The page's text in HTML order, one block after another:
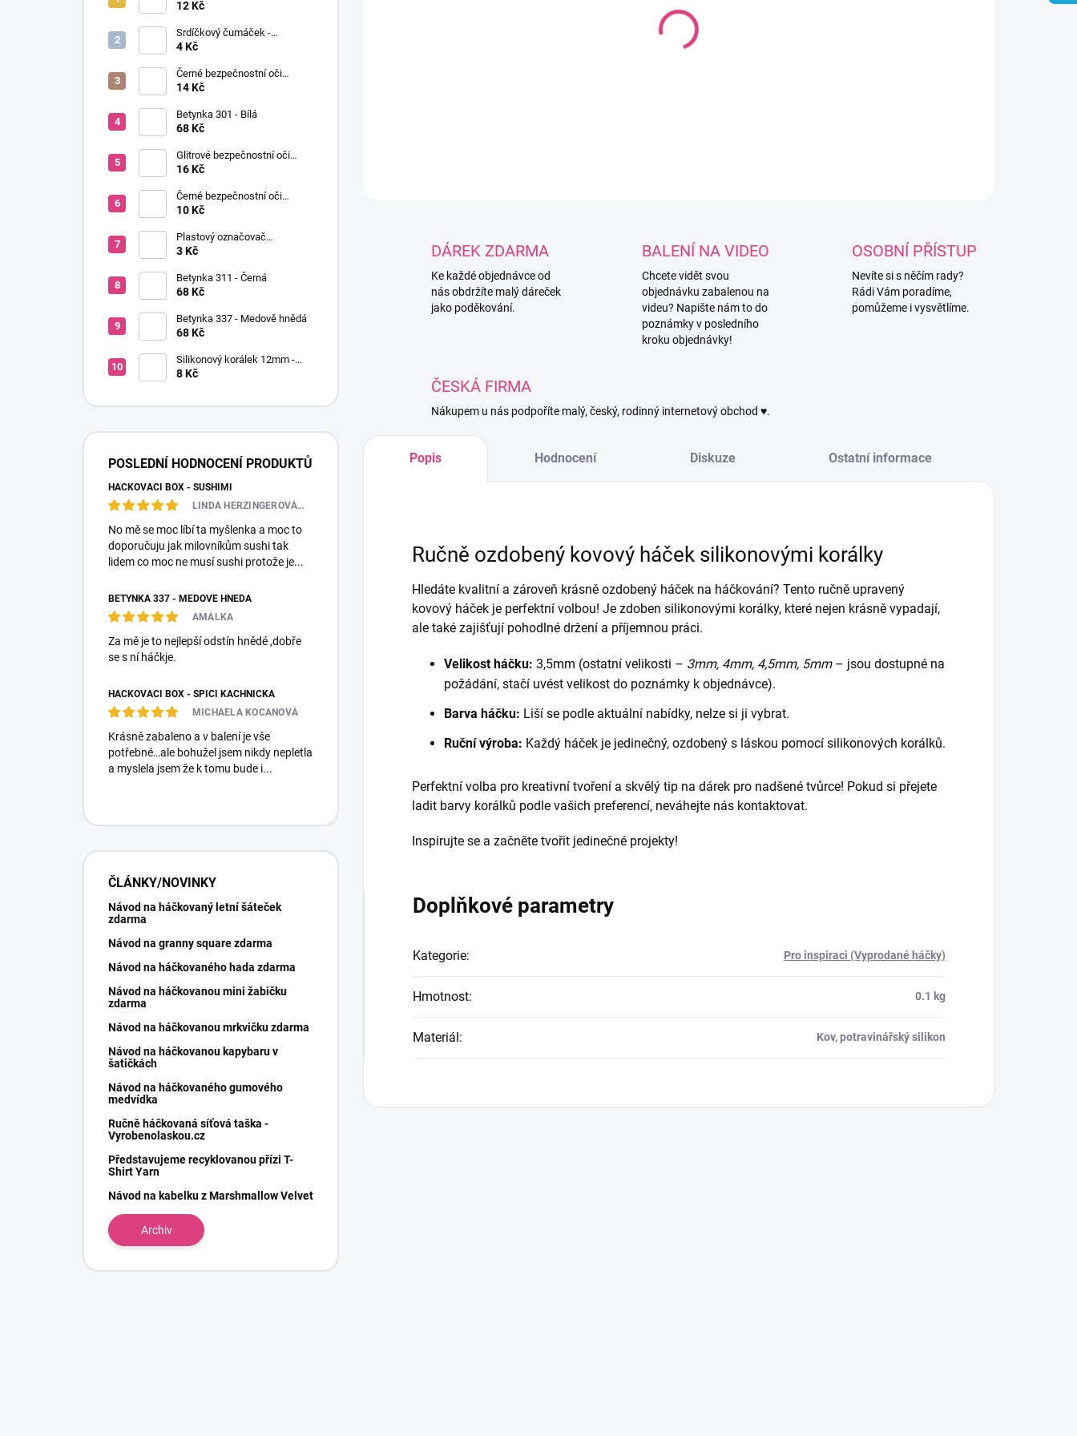
Ø12mm (pár)
12 Kč
Srdíčkový čumáček -
12x13mm
4 Kč
Černé bezpečnostní oči
Ø14mm (pár)
14 Kč
Betynka 301 - Bílá
68 Kč
Glitrové bezpečnostní oči
Ø10mm (Pár)
16 Kč
Černé bezpečnostní oči
Ø10mm (pár)
10 Kč
Plastový označovač
(markovátko)
3 Kč
Betynka 311 - Černá
68 Kč
Betynka 337 - Medově hnědá
68 Kč
Silikonový korálek 12mm -
Kulatý
8 Kč
POSLEDNÍ HODNOCENÍ PRODUKTŮ
HÁČKOVACÍ BOX - SUSHIMI
LINDA HERZINGEROVÁ❤️🎀💋
No mě se moc líbí ta myšlenka a moc to
doporučuju jak milovníkům sushi tak
lidem co moc ne musí sushi protože je...
BETYNKA 337 - MEDOVĚ HNĚDÁ
AMÁLKA
Za mě je to nejlepší odstín hnědé ,dobře
se s ní háčkje.
HÁČKOVACÍ BOX - SPÍCÍ KACHNIČKA
MICHAELA KOCANOVÁ
Krásně zabaleno a v balení je vše
potřebné…ale bohužel jsem nikdy nepletla
a myslela jsem že k tomu bude i...
ČLÁNKY/NOVINKY
Návod na háčkovaný letní šáteček
zdarma
Návod na granny square zdarma
Návod na háčkovaného hada zdarma
Návod na háčkovanou mini žabičku
zdarma
Návod na háčkovanou mrkvičku zdarma
Návod na háčkovanou kapybaru v
šatičkách
Návod na háčkovaného gumového
medvídka
Ručně háčkovaná síťová taška -
Vyrobenolaskou.cz
Představujeme recyklovanou přízi T-
Shirt Yarn
Návod na kabelku z Marshmallow Velvet
Archiv
MOŽNOSTI DORUČENÍ
DÁREK ZDARMA
Ke každé objednávce od
nás obdržíte malý dáreček
jako poděkování.
BALENÍ NA VIDEO
Chcete vidět svou
objednávku zabalenou na
videu? Napište nám to do
poznámky v posledního
kroku objednávky!
OSOBNÍ PŘÍSTUP
Nevíte si s něčím rady?
Rádi Vám poradíme,
pomůžeme i vysvětlíme.
ČESKÁ FIRMA
Nákupem u nás podpoříte malý, český, rodinný internetový obchod ♥.
Popis Hodnocení Diskuze Ostatní informace
Ručně ozdobený kovový háček silikonovými korálky
Hledáte kvalitní a zároveň krásně ozdobený háček na háčkování? Tento ručně upravený
kovový háček je perfektní volbou! Je zdoben silikonovými korálky, které nejen krásně vypadají,
ale také zajišťují pohodlné držení a příjemnou práci.
Velikost háčku: 3,5mm (ostatní velikosti – 3mm, 4mm, 4,5mm, 5mm– jsou dostupné na
požádání, stačí uvést velikost do poznámky k objednávce).
Barva háčku: Liší se podle aktuální nabídky, nelze si ji vybrat.
Ruční výroba: Každý háček je jedinečný, ozdobený s láskou pomocí silikonových korálků.
Perfektní volba pro kreativní tvoření a skvělý tip na dárek pro nadšené tvůrce! Pokud si přejete
ladit barvy korálků podle vašich preferencí, neváhejte nás kontaktovat.
Inspirujte se a začněte tvořit jedinečné projekty!
Doplňkové parametry
Kategorie: Pro inspiraci (Vyprodané háčky)
Hmotnost: 0.1 kg
Materiál: Kov, potravinářský silikon